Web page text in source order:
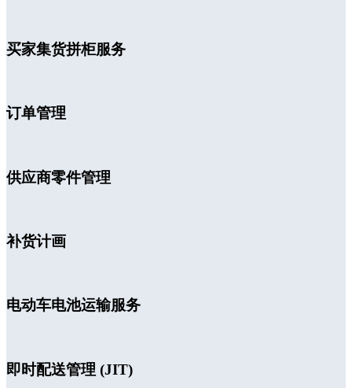
买家集货拼柜服务
订单管理
供应商零件管理
补货计画
电动车电池运输服务
即时配送管理 (JIT)